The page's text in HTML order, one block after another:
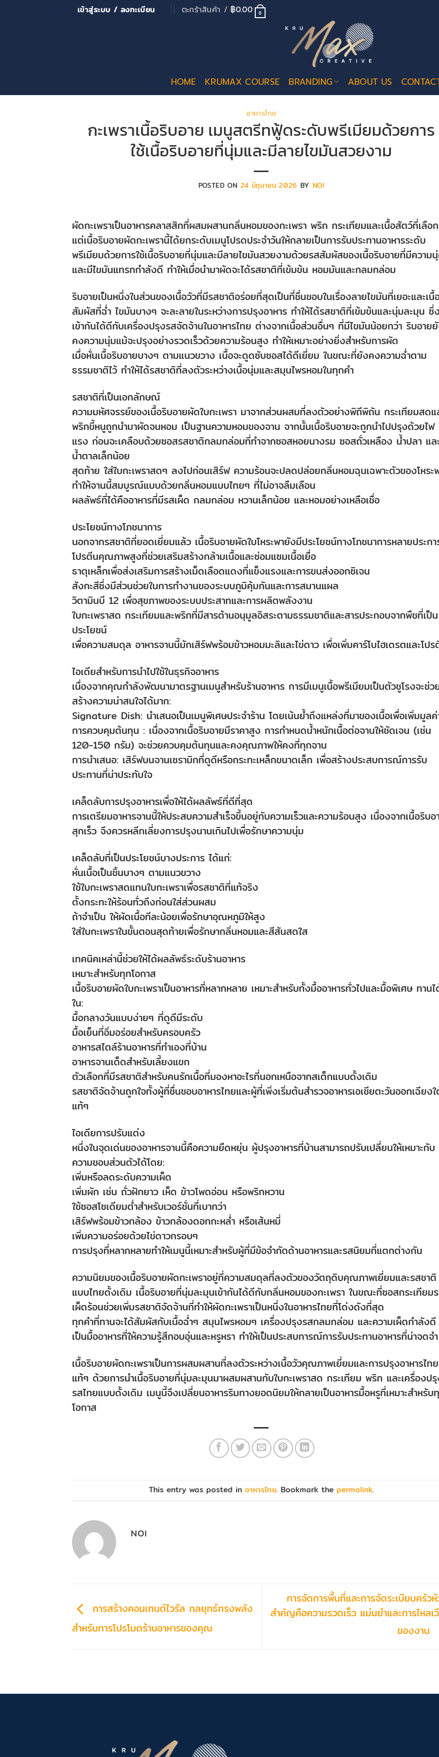
เข้าสู่ระบบ / ลงทะเบียน ตะกร้าสินค้า / ฿0.00 0
HOME KRUMAX COURSE BRANDING ABOUT US
อาหารไทย
กะเพราเนื้อริบอาย เมนูสตรีทฟู้ดระดับพรีเมียมด้วยการ
ใช้เนื้อริบอายที่นุ่มและมีลายไขมันสวยงาม
POSTED ON 24 มิถุนายน 2026 BY NOI
ผัดกะเพราเป็นอาหารคลาสสิกที่ผสมผสานกลิ่นหอมของกะเพรา พริก กระเทียมและเนื้อสัตว์ที่เลือก
แต่เนื้อริบอายผัดกะเพรานี้ได้ยกระดับเมนูโปรดประจำวันให้กลายเป็นการรับประทานอาหารระดับ
พรีเมียมด้วยการใช้เนื้อริบอายที่นุ่มและมีลายไขมันสวยงามด้วยรสสัมผัสของเนื้อริบอายที่มีความ
และมีไขมันแทรกกำลังดี ทำให้เมื่อนำมาผัดจะได้รสชาติที่เข้มข้น หอมมันและกลมกล่อม
ริบอายเป็นหนึ่งในส่วนของเนื้อวัวที่มีรสชาติอร่อยที่สุดเป็นที่ชื่นชอบในเรื่องลายไขมันที่เยอะและเนื้
สัมผัสที่ฉ่ำ ไขมันบางๆ จะละลายในระหว่างการปรุงอาหาร ทำให้ได้รสชาติที่เข้มข้นและนุ่มละมุน ซึ่
เข้ากันได้ดีกับเครื่องปรุงรสจัดจ้านในอาหารไทย ต่างจากเนื้อส่วนอื่นๆ ที่มีไขมันน้อยกว่า ริบอาย
คงความนุ่มแม้จะปรุงอย่างรวดเร็วด้วยความร้อนสูง ทำให้เหมาะอย่างยิ่งสำหรับการผัด
เมื่อหั่นเนื้อริบอายบางๆ ตามแนวขวาง เนื้อจะดูดซับซอสได้ดีเยี่ยม ในขณะที่ยังคงความฉ่ำตาม
ธรรมชาติไว้ ทำให้ได้รสชาติที่ลงตัวระหว่างเนื้อนุ่มและสมุนไพรหอมในทุกคำ
รสชาติที่เป็นเอกลักษณ์
ความมหัศจรรย์ของเนื้อริบอายผัดใบกะเพรา มาจากส่วนผสมที่ลงตัวอย่างพิถีพิถัน กระเทียมสดแ
พริกขี้หนูถูกนำมาผัดจนหอม เป็นฐานความหอมของจาน จากนั้นเนื้อริบอายจะถูกนำไปปรุงด้วยไฟ
แรง ก่อนจะเคลือบด้วยซอสรสชาติกลมกล่อมที่ทำจากซอสหอยนางรม ซอสถั่วเหลือง น้ำปลา แล
น้ำตาลเล็กน้อย
สุดท้าย ใส่ใบกะเพราสดๆ ลงไปก่อนเสิร์ฟ ความร้อนจะปลดปล่อยกลิ่นหอมฉุนเฉพาะตัวของโหระ
ทำให้จานนี้สมบูรณ์แบบด้วยกลิ่นหอมแบบไทยๆ ที่ไม่อาจลืมเลือน
ผลลัพธ์ที่ได้คืออาหารที่มีรสเผ็ด กลมกล่อม หวานเล็กน้อย และหอมอย่างเหลือเชื่อ
ประโยชน์ทางโภชนาการ
นอกจากรสชาติที่ยอดเยี่ยมแล้ว เนื้อริบอายผัดใบโหระพายังมีประโยชน์ทางโภชนาการหลายประกา
โปรตีนคุณภาพสูงที่ช่วยเสริมสร้างกล้ามเนื้อและซ่อมแซมเนื้อเยื่อ
ธาตุเหล็กเพื่อส่งเสริมการสร้างเม็ดเลือดแดงที่แข็งแรงและการขนส่งออกซิเจน
สังกะสีซึ่งมีส่วนช่วยในการทำงานของระบบภูมิคุ้มกันและการสมานแผล
วิตามินบี 12 เพื่อสุขภาพของระบบประสาทและการผลิตพลังงาน
ใบกะเพราสด กระเทียมและพริกที่มีสารต้านอนุมูลอิสระตามธรรมชาติและสารประกอบจากพืชที่เป็น
ประโยชน์
เพื่อความสมดุล อาหารจานนี้มักเสิร์ฟพร้อมข้าวหอมมะลิและไข่ดาว เพื่อเพิ่มคาร์โบไฮเดรตและโป
ไอเดียสำหรับการนำไปใช้ในธุรกิจอาหาร
เนื่องจากคุณกำลังพัฒนามาตรฐานเมนูสำหรับร้านอาหาร การมีเมนูเนื้อพรีเมียมเป็นตัวชูโรงจะช่ว
สร้างความน่าสนใจได้มาก:
Signature Dish: นำเสนอเป็นเมนูพิเศษประจำร้าน โดยเน้นย้ำถึงแหล่งที่มาของเนื้อเพื่อเพิ่มมูลค่
การควบคุมต้นทุน : เนื่องจากเนื้อริบอายมีราคาสูง การกำหนดน้ำหนักเนื้อต่อจานให้ชัดเจน (เช่น
120-150 กรัม) จะช่วยควบคุมต้นทุนและคงคุณภาพให้คงที่ทุกจาน
การนำเสนอ: เสิร์ฟบนจานเซรามิกที่ดูดีหรือกระทะเหล็กขนาดเล็ก เพื่อสร้างประสบการณ์การรับ
ประทานที่น่าประทับใจ
เคล็ดลับการปรุงอาหารเพื่อให้ได้ผลลัพธ์ที่ดีที่สุด
การเตรียมอาหารจานนี้ให้ประสบความสำเร็จขึ้นอยู่กับความเร็วและความร้อนสูง เนื่องจากเนื้อริบอ
สุกเร็ว จึงควรหลีกเลี่ยงการปรุงนานเกินไปเพื่อรักษาความนุ่ม
เคล็ดลับที่เป็นประโยชน์บางประการ ได้แก่:
หั่นเนื้อเป็นชิ้นบางๆ ตามแนวขวาง
ใช้ใบกะเพราสดแทนใบกะเพราเพื่อรสชาติที่แท้จริง
ตั้งกระทะให้ร้อนทั่วถึงก่อนใส่ส่วนผสม
ถ้าจำเป็น ให้ผัดเนื้อทีละน้อยเพื่อรักษาอุณหภูมิให้สูง
ใส่ใบกะเพราในขั้นตอนสุดท้ายเพื่อรักษากลิ่นหอมและสีสันสดใส
เทคนิคเหล่านี้ช่วยให้ได้ผลลัพธ์ระดับร้านอาหาร
เหมาะสำหรับทุกโอกาส
เนื้อริบอายผัดใบกะเพราเป็นอาหารที่หลากหลาย เหมาะสำหรับทั้งมื้ออาหารทั่วไปและมื้อพิเศษ ทาน
ใน:
มื้อกลางวันแบบง่ายๆ ที่ดูดีมีระดับ
มื้อเย็นที่อิ่มอร่อยสำหรับครอบครัว
อาหารสไตล์ร้านอาหารที่ทำเองที่บ้าน
อาหารจานเด็ดสำหรับเลี้ยงแขก
ตัวเลือกที่มีรสชาติสำหรับคนรักเนื้อที่มองหาอะไรที่นอกเหนือจากสเต็กแบบดั้งเดิม
รสชาติจัดจ้านถูกใจทั้งผู้ที่ชื่นชอบอาหารไทยและผู้ที่เพิ่งเริ่มต้นสำรวจอาหารเอเชียตะวันออกเฉียง
แท้ๆ
ไอเดียการปรับแต่ง
หนึ่งในจุดเด่นของอาหารจานนี้คือความยืดหยุ่น ผู้ปรุงอาหารที่บ้านสามารถปรับเปลี่ยนให้เหมาะกับ
ความชอบส่วนตัวได้โดย:
เพิ่มหรือลดระดับความเผ็ด
เพิ่มผัก เช่น ถั่วฝักยาว เห็ด ข้าวโพดอ่อน หรือพริกหวาน
ใช้ซอสโซเดียมต่ำสำหรับเวอร์ชั่นที่เบากว่า
เสิร์ฟพร้อมข้าวกล้อง ข้าวกล้องดอกกะหล่ำ หรือเส้นหมี่
เพิ่มความอร่อยด้วยไข่ดาวกรอบๆ
การปรุงที่หลากหลายทำให้เมนูนี้เหมาะสำหรับผู้ที่มีข้อจำกัดด้านอาหารและรสนิยมที่แตกต่างกัน
ความนิยมของเนื้อริบอายผัดกะเพราอยู่ที่ความสมดุลที่ลงตัวของวัตถุดิบคุณภาพเยี่ยมและรสชาติ
แบบไทยดั้งเดิม เนื้อริบอายที่นุ่มละมุนเข้ากันได้ดีกับกลิ่นหอมของกะเพรา ในขณะที่ซอสกระเทียม
เผ็ดร้อนช่วยเพิ่มรสชาติจัดจ้านที่ทำให้ผัดกะเพราเป็นหนึ่งในอาหารไทยที่โด่งดังที่สุด
ทุกคำที่ทานจะได้สัมผัสกับเนื้อฉ่ำๆ สมุนไพรหอมๆ เครื่องปรุงรสกลมกล่อม และความเผ็ดกำลังดี
เป็นมื้ออาหารที่ให้ความรู้สึกอบอุ่นและหรูหรา ทำให้เป็นประสบการณ์การรับประทานอาหารที่น่าจดจำ
เนื้อริบอายผัดกะเพราเป็นการผสมผสานที่ลงตัวระหว่างเนื้อวัวคุณภาพเยี่ยมและการปรุงอาหารไทย
แท้ๆ ด้วยการนำเนื้อริบอายที่นุ่มละมุนมาผสมผสานกับใบกะเพราสด กระเทียม พริก และเครื่องป
รสไทยแบบดั้งเดิม เมนูนี้จึงเปลี่ยนอาหารริมทางยอดนิยมให้กลายเป็นอาหารมื้อหรูที่เหมาะสำหรับ
โอกาส
This entry was posted in อาหารไทย. Bookmark the permalink.
NOI
การสร้างคอนเทนต์ไวรัล กลยุทธ์ทรงพลัง
สำหรับการโปรโมตร้านอาหารของคุณ
การจัดการพื้นที่และการจัดระเบียบครัวหั
สำคัญคือความรวดเร็ว แม่นยำและการไหลเ
ของงาน